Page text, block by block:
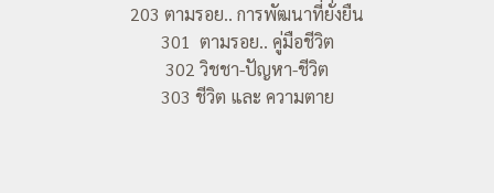
203 ตามรอย.. การพัฒนาที่ยั่งยืน
301 ตามรอย.. คู่มือชีวิต
302 วิชชา-ปัญหา-ชีวิต
303 ชีวิต และ ความตาย